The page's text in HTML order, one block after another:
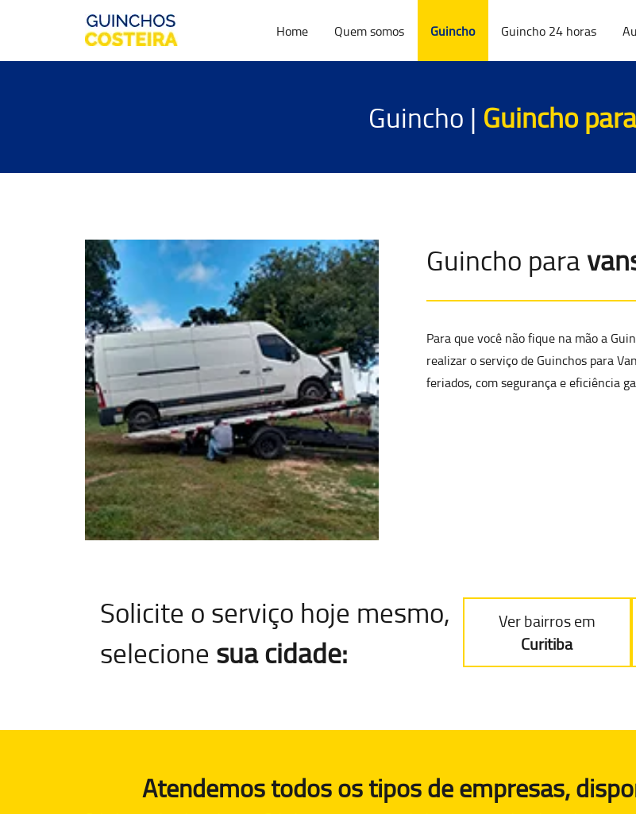
Home Quem somos Guincho Guincho 24 horas
Guincho | Guincho
Guincho para
Para que você não fique na mão a
realizar o serviço de Guinchos para
feriados, comsegurança e eficiência
Solicite o serviço hoje mesmo,
selecione sua cidade:
Ver bairros em
Curitiba
Atendemos todos os tipos de empresas,